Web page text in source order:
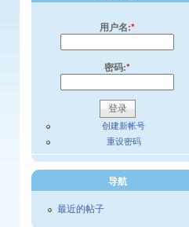
用户名:*
密码:*
创建新帐号
重设密码
导航
最近的帖子